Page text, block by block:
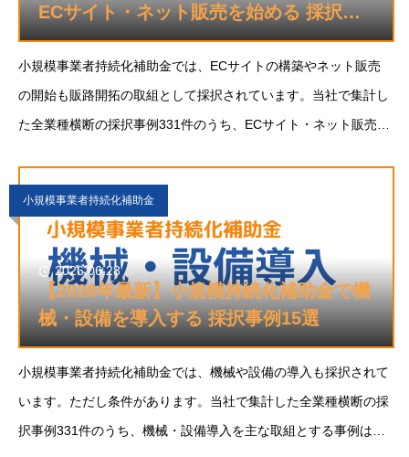
ECサイト・ネット販売を始める 採択事
例13選
小規模事業者持続化補助金では、ECサイトの構築やネット販売
の開始も販路開拓の取組として採択されています。当社で集計し
た全業種横断の採択事例331件のうち、ECサイト・ネット販売を
ットを通じて全国、ときに海外へ広げられる
小規模事業者持続化補助金
2026.06.28
【2026年最新】小規模持続化補助金で機
械・設備を導入する 採択事例15選
小規模事業者持続化補助金では、機械や設備の導入も採択されて
います。ただし条件があります。当社で集計した全業種横断の採
択事例331件のうち、機械・設備導入を主な取組とする事例は15